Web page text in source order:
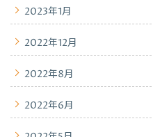
2023年1月
2022年12月
2022年8月
2022年6月